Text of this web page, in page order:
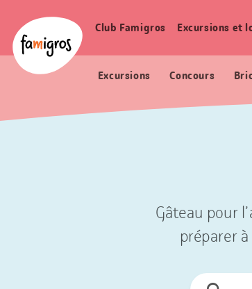
navigation
Logo
Navigation
Club Famigros Excursions et
Excursions Concours
Gâteau pour
préparer